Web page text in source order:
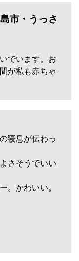
市・うっさ
でいます。お
が私も赤ちゃ
寝息が伝わっ
さそうでいい
。かわいい。